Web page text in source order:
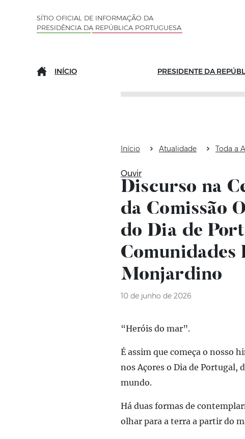
SÍTIO OFICIAL DE INFORMAÇÃO DA
PRESIDÊNCIA DA REPÚBLICA PORTUGUESA
INÍCIO PRESIDENTE DA
Início Atualidade Toda a
Ouvir
Discurso na
da Comissão
do Dia de
Comunidades
Monjardino
10 de junho de 2026
“Heróis do mar”.
É assim que começa o nosso
nos Açores o Dia de Portugal,
mundo.
Há duas formas de
olhar para a terra a partir do